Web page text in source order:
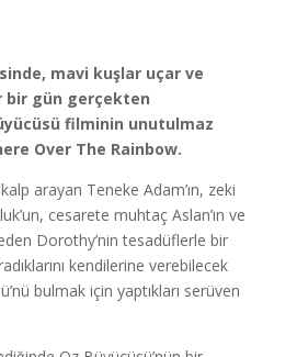
mavi kuşlar uçar ve
bir gün gerçekten
filminin unutulmaz
Over The Rainbow.
arayan Teneke Adam’ın, zeki
cesarete muhtaç Aslan’ın ve
Dorothy’nin tesadüflerle bir
kendilerine verebilecek
bulmak için yaptıkları serüven